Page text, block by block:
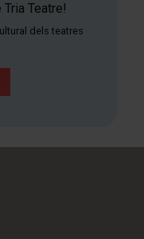
Teatre!
dels teatres